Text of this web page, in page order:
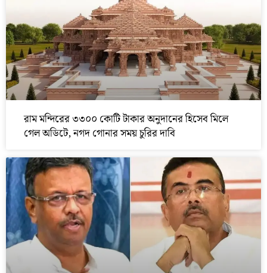
রাম মন্দিরের ৩৩০০ কোটি টাকার অনুদানের হিসেব মিলে
গেল অডিটে, নগদ গোনার সময় চুরির দাবি